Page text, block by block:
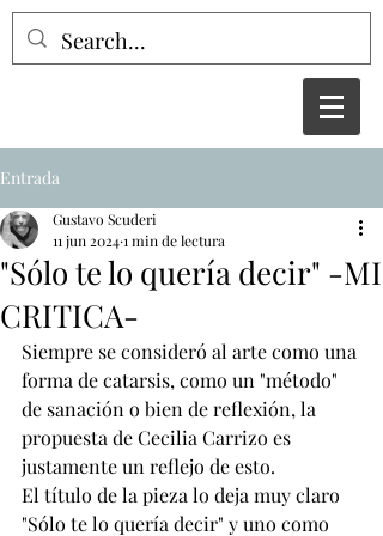
Entrada
"Sólo te lo quería decir" -MI
CRITICA-
Gustavo Scuderi
11 jun 20241 min de lectura
Siempre se consideró al arte como una
forma de catarsis, como un "método"
de sanación o bien de reflexión, la
propuesta de Cecilia Carrizo es
justamente un reflejo de esto.
El título de la pieza lo deja muy claro
"Sólo te lo quería decir" y uno como